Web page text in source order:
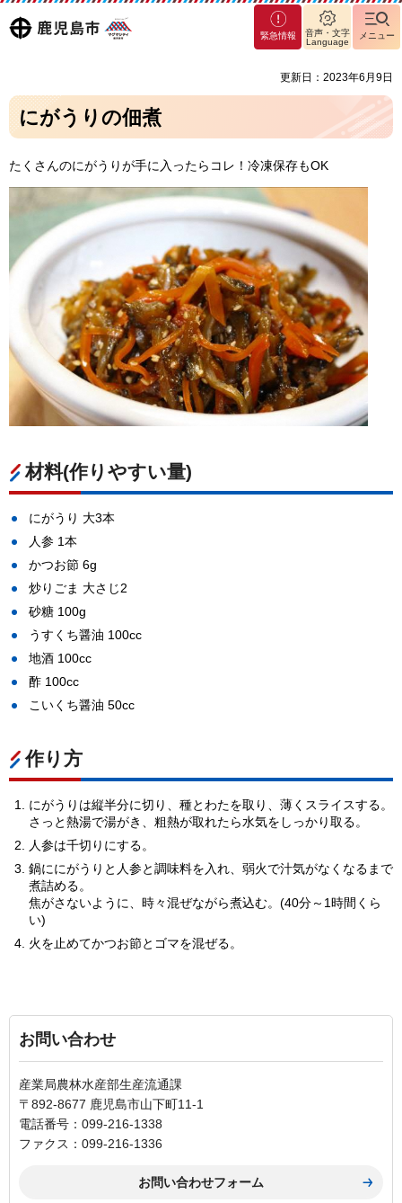
鹿児島
マグ
マシ
緊急情報
音声・文字
Language
メニュー
更新日：2023年6月9日
にがうりの佃煮
たくさんのにがうりが手に入ったらコレ！冷凍保存もOK
材料(作りやすい量)
にがうり 大3本
人参 1本
かつお節 6g
炒りごま 大さじ2
砂糖 100g
うすくち醤油 100cc
地酒 100cc
酢 100cc
こいくち醤油 50cc
作り方
にがうりは縦半分に切り、種とわたを取り、薄くスライスする。
さっと熱湯で湯がき、粗熱が取れたら水気をしっかり取る。
人参は千切りにする。
鍋ににがうりと人参と調味料を入れ、弱火で汁気がなくなるまで
煮詰める。
焦がさないように、時々混ぜながら煮込む。(40分～1時間くら
い)
火を止めてかつお節とゴマを混ぜる。
お問い合わせ
産業局農林水産部生産流通課
〒892-8677 鹿児島市山下町11-1
電話番号：099-216-1338
ファクス：099-216-1336